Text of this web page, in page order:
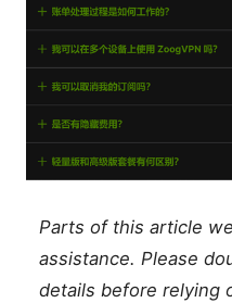
Parts of this article
assistance. Please
details before relying